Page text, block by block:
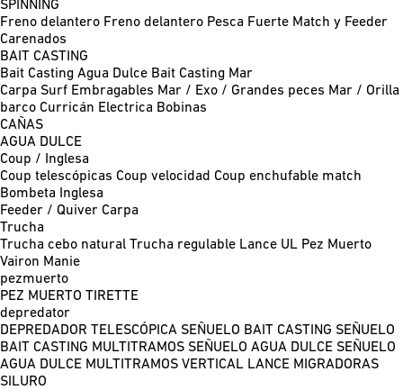
SPINNING
Freno delantero Freno delantero Pesca Fuerte Match y Feeder
Carenados
BAIT CASTING
Bait Casting Agua Dulce Bait Casting Mar
Carpa Surf Embragables Mar / Exo / Grandes peces Mar / Orilla
barco Curricán Electrica Bobinas
CAÑAS
AGUA DULCE
Coup / Inglesa
Coup telescópicas Coup velocidad Coup enchufable match
Bombeta
Inglesa
Feeder / Quiver Carpa
Trucha
Trucha cebo natural Trucha regulable Lance UL Pez Muerto
Vairon Manie
pezmuerto
PEZ MUERTO TIRETTE
depredator
DEPREDADOR TELESCÓPICA SEÑUELO BAIT CASTING SEÑUELO
BAIT CASTING MULTITRAMOS SEÑUELO AGUA DULCE SEÑUELO
AGUA DULCE MULTITRAMOS VERTICAL LANCE MIGRADORAS
SILURO